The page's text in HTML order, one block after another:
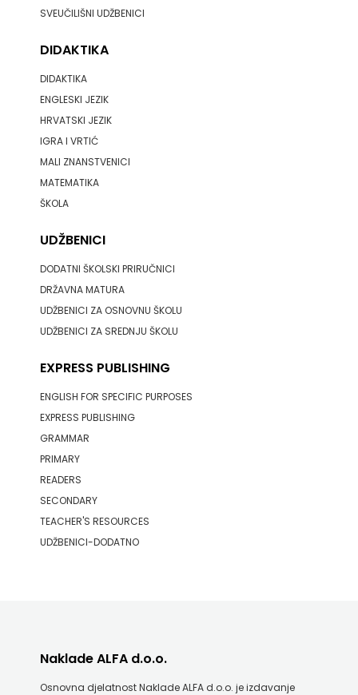
SVEUČILIŠNI UDŽBENICI
DIDAKTIKA
DIDAKTIKA
ENGLESKI JEZIK
HRVATSKI JEZIK
IGRA I VRTIĆ
MALI ZNANSTVENICI
MATEMATIKA
ŠKOLA
UDŽBENICI
DODATNI ŠKOLSKI PRIRUČNICI
DRŽAVNA MATURA
UDŽBENICI ZA OSNOVNU ŠKOLU
UDŽBENICI ZA SREDNJU ŠKOLU
EXPRESS PUBLISHING
ENGLISH FOR SPECIFIC PURPOSES
EXPRESS PUBLISHING
GRAMMAR
PRIMARY
READERS
SECONDARY
TEACHER'S RESOURCES
UDŽBENICI-DODATNO
Naklade ALFA d.o.o.
Osnovna djelatnost Naklade ALFA d.o.o. je izdavanje